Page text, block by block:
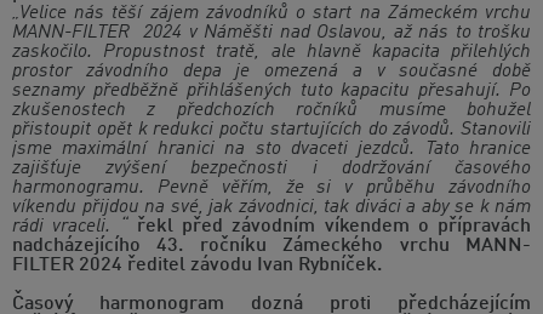
„Velice nás těší zájem závodníků o start na Zámeckém vrchu
MANN-FILTER 2024 v Náměšti nad Oslavou, až nás to trošku
zaskočilo. Propustnost tratě, ale hlavně kapacita přilehlých
prostor závodního depa je omezená a v současné době
seznamy předběžně přihlášených tuto kapacitu přesahují. Po
zkušenostech z předchozích ročníků musíme bohužel
přistoupit opět k redukci počtu startujících do závodů. Stanovili
jsme maximální hranici na sto dvaceti jezdců. Tato hranice
zajišťuje zvýšení bezpečnosti i dodržování časového
harmonogramu. Pevně věřím, že si v průběhu závodního
víkendu přijdou na své, jak závodnici, tak diváci a aby se k nám
rádi vraceli. “
řekl před závodním víkendem o přípravách
nadcházejícího 43. ročníku Zámeckého vrchu MANN-
FILTER 2024 ředitel závodu Ivan Rybníček.
Časový harmonogram dozná proti předcházejícím